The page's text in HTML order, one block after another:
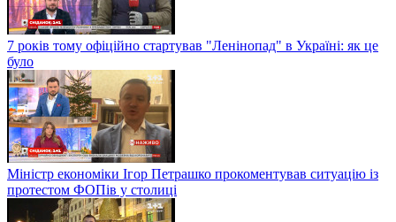
7 років тому офіційно стартував "Ленінопад" в Україні: як це
було
Міністр економіки Ігор Петрашко прокоментував ситуацію із
протестом ФОПів у столиці